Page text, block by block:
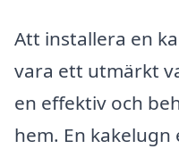
Att installera en
vara ett utmärkt
en effektiv och
hem. En